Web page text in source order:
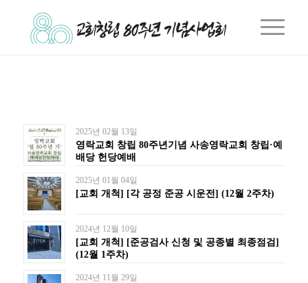
2025년 02월 13일
영락교회 창립 80주년기념 사송영락교회 창립·예
배당 헌당예배
2025년 01월 04일
[교회 개척] [각 공정 준공 시운전] (12월 2주차)
2024년 12월 10일
[교회 개척] [준공검사 신청 및 공종별 최종점검]
(12월 1주차)
2024년 11월 29일